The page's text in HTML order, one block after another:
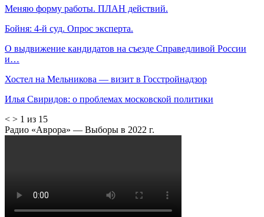
Меняю форму работы. ПЛАН действий.
Бойня: 4-й суд. Опрос эксперта.
О выдвижение кандидатов на съезде Справедливой России
и…
Хостел на Мельникова — визит в Госстройнадзор
Илья Свиридов: о проблемах московской политики
< > 1 из 15
Радио «Аврора» — Выборы в 2022 г.